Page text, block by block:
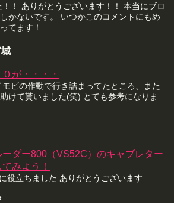
！ ありがとうございます！！ 本当にブロ
かないです。 いつかこのコメントにもめ
てます！
が・・・・
ビの作動で行き詰まってたところ、また
けて貰いました(笑) とても参考になりま
ーダー800（VS52C）のキャブレター
みよう！
役立ちました ありがとうございます